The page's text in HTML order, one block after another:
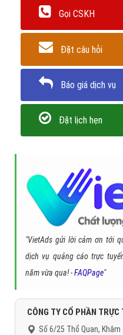
Gọi CSKH
Đặt câu hỏi
Báo giá dịch vụ
Đặt lịch hẹn
"VietAds gửi lời cảm ơn tới
dịch vụ quảng cáo trực
năm vừa qua! -FAQPage"
CÔNG TY CỔ PHẦN
Số 6/25 Thổ Quan,